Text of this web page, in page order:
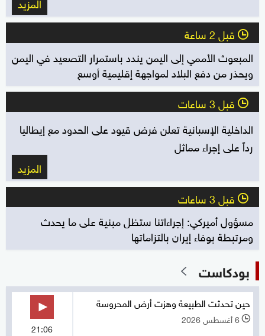
l قبل 2 ساعة
المبعوث الأممي إلى اليمن يندد باستمرار التصعيد في اليمن
ويحذر من دفع البلاد لمواجهة إقليمية أوسع
l قبل 3 ساعات
الداخلية الإسبانية تعلن فرض قيود على الحدود مع إيطاليا
رداً على إجراء مماثل
المزيد
l قبل 3 ساعات
مسؤول أميركي: إجراءاتنا ستظل مبنية على ما يحدث
ومرتبطة بوفاء إيران بالتزاماتها
بودكاست
حين تحدثت الطبيعة وهزت أرض المحروسة
l 6 أغسطس 2026
21:06